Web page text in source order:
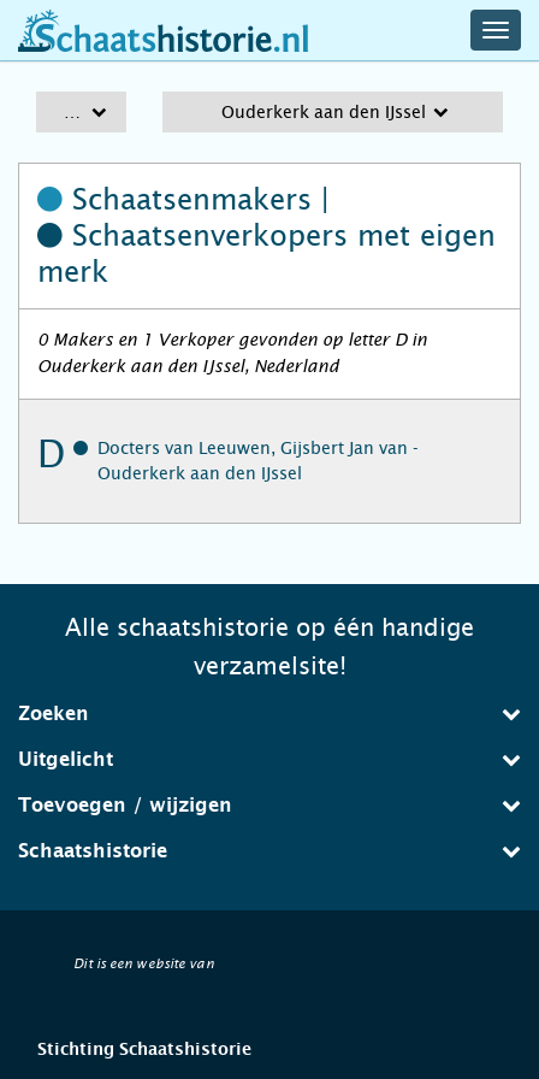
schaatshistorie.nl
Ouderkerk aan den IJssel
Schaatsenmakers |
Schaatsenverkopers met eigen
merk
0 Makers en 1 Verkoper gevonden op letter D in
Ouderkerk aan den IJssel, Nederland
D
Docters van Leeuwen, Gijsbert Jan van -
Ouderkerk aan den IJssel
Alle schaatshistorie op één handige
verzamelsite!
Zoeken
Uitgelicht
Toevoegen / wijzigen
Schaatshistorie
Dit is een website van
Stichting Schaatshistorie